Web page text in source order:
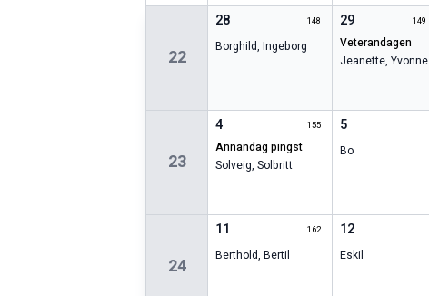
22
28 148
Borghild,Ingeborg
29 149
veterandagen
Jeanette, Yvonne
23
4 155
annandag pingst
Solveig,Solbritt
5
Bo
24
11 162
Berthold,Bertil
12
Eskil